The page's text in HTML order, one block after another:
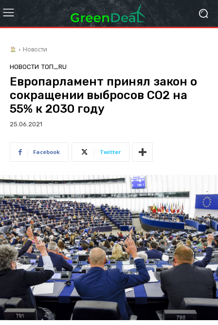
Новости
НОВОСТИ ТОП_RU
Европарламент принял закон о
сокращении выбросов СО2 на
55% к 2030 году
25.06.2021
Facebook Twitter